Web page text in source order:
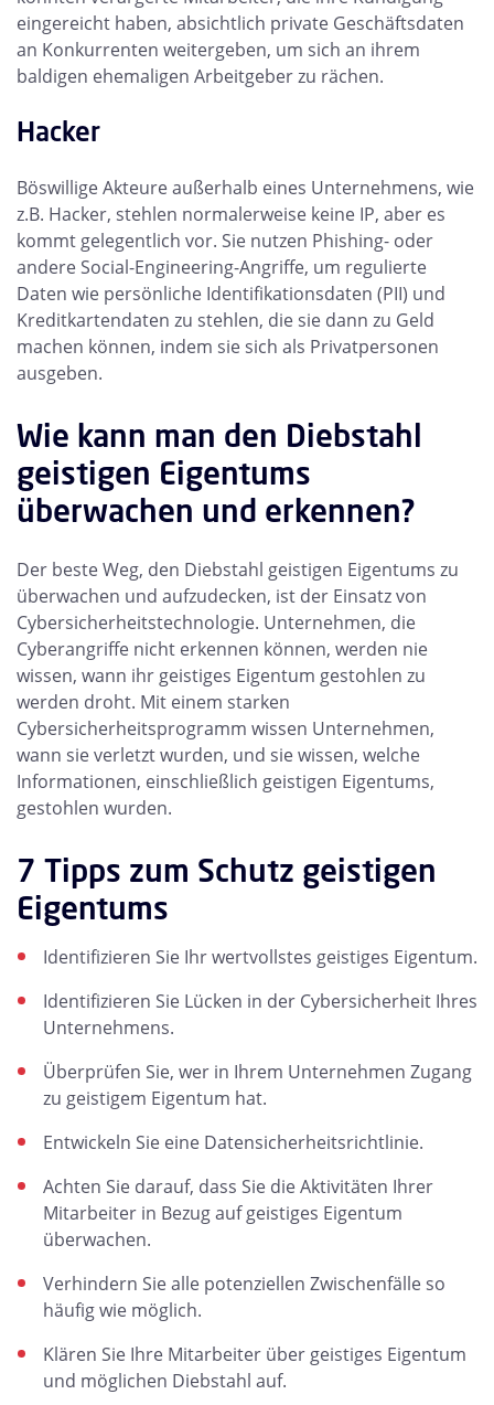
eingereicht haben, absichtlich private Geschäftsdaten
an Konkurrenten weitergeben, um sich an ihrem
baldigen ehemaligen Arbeitgeber zu rächen.
Hacker
Böswillige Akteure außerhalb eines Unternehmens, wie
z.B. Hacker, stehlen normalerweise keine IP, aber es
kommt gelegentlich vor. Sie nutzen Phishing- oder
andere Social-Engineering-Angriffe, um regulierte
Daten wie persönliche Identifikationsdaten (PII) und
Kreditkartendaten zu stehlen, die sie dann zu Geld
machen können, indem sie sich als Privatpersonen
ausgeben.
Wie kann man den Diebstahl
geistigen Eigentums
überwachen und erkennen?
Der beste Weg, den Diebstahl geistigen Eigentums zu
überwachen und aufzudecken, ist der Einsatz von
Cybersicherheitstechnologie. Unternehmen, die
Cyberangriffe nicht erkennen können, werden nie
wissen, wann ihr geistiges Eigentum gestohlen zu
werden droht. Mit einem starken
Cybersicherheitsprogramm wissen Unternehmen,
wann sie verletzt wurden, und sie wissen, welche
Informationen, einschließlich geistigen Eigentums,
gestohlen wurden.
7 Tipps zum Schutz geistigen
Eigentums
Identifizieren Sie Ihr wertvollstes geistiges Eigentum.
Identifizieren Sie Lücken in der Cybersicherheit Ihres
Unternehmens.
Überprüfen Sie, wer in Ihrem Unternehmen Zugang
zu geistigem Eigentum hat.
Entwickeln Sie eine Datensicherheitsrichtlinie.
Achten Sie darauf, dass Sie die Aktivitäten Ihrer
Mitarbeiter in Bezug auf geistiges Eigentum
überwachen.
Verhindern Sie alle potenziellen Zwischenfälle so
häufig wie möglich.
Klären Sie Ihre Mitarbeiter über geistiges Eigentum
und möglichen Diebstahl auf.